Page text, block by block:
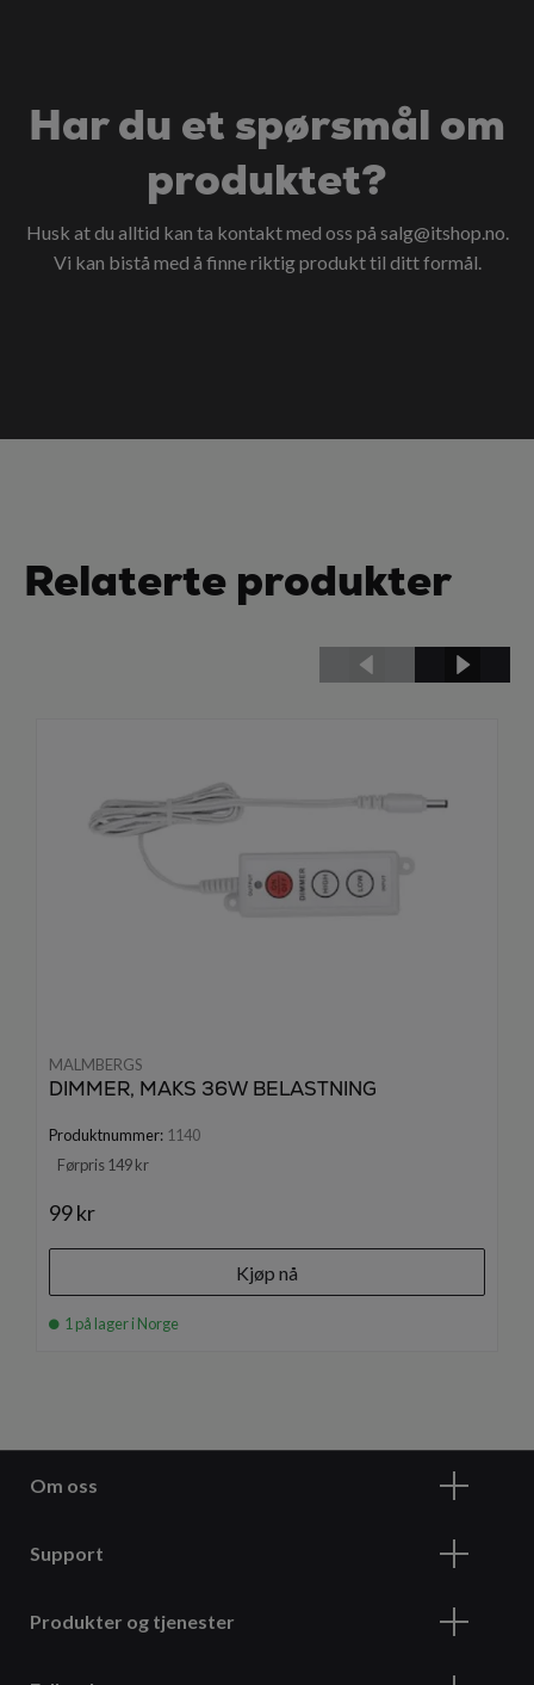
Har du et spørsmål om
produktet?
Husk at du alltid kan ta kontakt med oss på salg@itshop.no.
Vi kan bistå med å finne riktig produkt til ditt formål.
Relaterte produkter
MALMBERGS
DIMMER, MAKS 36W BELASTNING
Produktnummer: 1140
Førpris 149 kr
99 kr
Kjøp nå
1 på lager i Norge
Om oss
Support
Produkter og tjenester